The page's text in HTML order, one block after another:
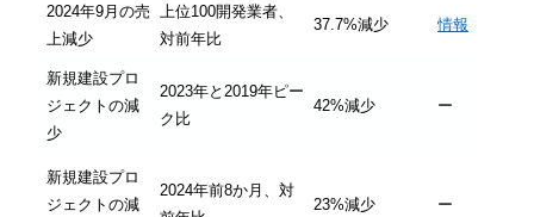
2024年9月の売
上減少
上位100開発業者、
対前年比
37.7%減少 情報
新規建設プロ
ジェクトの減
少
2023年と2019年ピー
ク比
42%減少 ー
新規建設プロ
ジェクトの減
2024年前8か月、対
23%減少 ー